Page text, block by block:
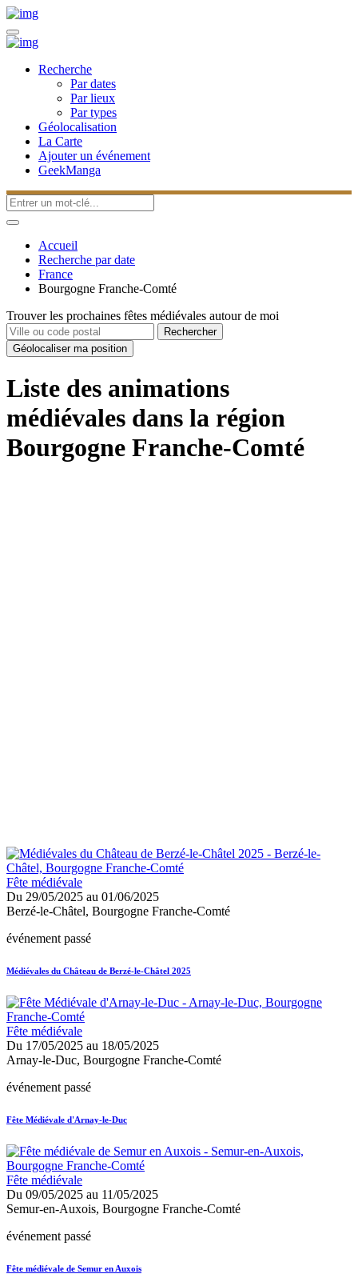
Recherche
Par dates
Par lieux
Par types
Géolocalisation
La Carte
Ajouter un événement
GeekManga
Accueil
Recherche par date
France
Bourgogne Franche-Comté
Trouver les prochaines fêtes médiévales autour de moi
Rechercher
Géolocaliser ma position
Liste des animations
médiévales dans la région
Bourgogne Franche-Comté
Fête médiévale
Du 29/05/2025 au 01/06/2025
Berzé-le-Châtel, Bourgogne Franche-Comté
événement passé
Médiévales du Château de Berzé-le-Châtel 2025
Fête médiévale
Du 17/05/2025 au 18/05/2025
Arnay-le-Duc, Bourgogne Franche-Comté
événement passé
Fête Médiévale d'Arnay-le-Duc
Fête médiévale
Du 09/05/2025 au 11/05/2025
Semur-en-Auxois, Bourgogne Franche-Comté
événement passé
Fête médiévale de Semur en Auxois